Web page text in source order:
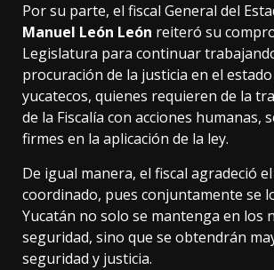
Por su parte, el fiscal General del
Manuel León León reiteró su
Legislatura para continuar
procuración de la justicia en el
yucatecos, quienes requieren de la
de la Fiscalía con acciones humanas,
firmes en la aplicación de la ley.
De igual manera, el fiscal agradeció
coordinado, pues conjuntamente se
Yucatán no solo se mantenga en los
seguridad, sino que se obtendrán
seguridad y justicia.